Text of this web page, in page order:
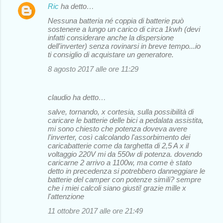
Ric ha detto…
Nessuna batteria né coppia di batterie può
sostenere a lungo un carico di circa 1kwh (devi
infatti considerare anche la dispersione
dell'inverter) senza rovinarsi in breve tempo...io
ti consiglio di acquistare un generatore.
8 agosto 2017 alle ore 11:29
claudio ha detto…
salve, tornando, x cortesia, sulla possibilità di
caricare le batterie delle bici a pedalata assistita,
mi sono chiesto che potenza doveva avere
l'inverter, così calcolando l'assorbimento dei
caricabatterie come da targhetta di 2,5 A x il
voltaggio 220V mi da 550w di potenza. dovendo
caricarne 2 arrivo a 1100w, ma come è stato
detto in precedenza si potrebbero danneggiare le
batterie del camper con potenze simili? sempre
che i miei calcoli siano giusti! grazie mille x
l'attenzione
11 ottobre 2017 alle ore 21:49